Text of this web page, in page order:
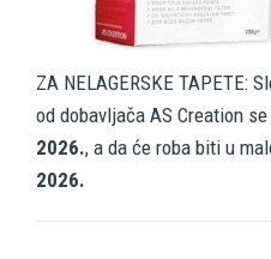
ZA NELAGERSKE TAPETE:
od dobavljača AS Creation
2026., a da će roba biti u
2026.